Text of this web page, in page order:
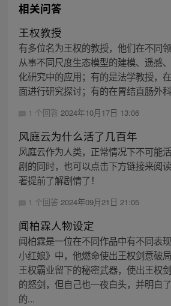
相关问答
王权教授
有多位名为王权的教授，他们在不同
从事不同尺度生态模型的建模、遥感
化研究中的应用；有的是法学教授，
面进行研究探讨；有的在胃结直肠外
1 个回答 2024年10月17日 13:06
风庭云为什么活了几百年
风庭云作为人类，正常情况下不可能
剧的同时，也可以点击下方链接来阅
著提前了解剧情了！
1 个回答 2024年09月21日 21:05
闻柏霖人物设定
闻柏霖是一位在不同作品中有不同表
小红娘》中，他燃命使出王权剑意破
王权霸业留下的秘密武器，使出王权
的怒剑，但自己也一夜白头，并明白
的...